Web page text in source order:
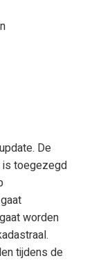
De
is toegezegd
worden
tijdens de